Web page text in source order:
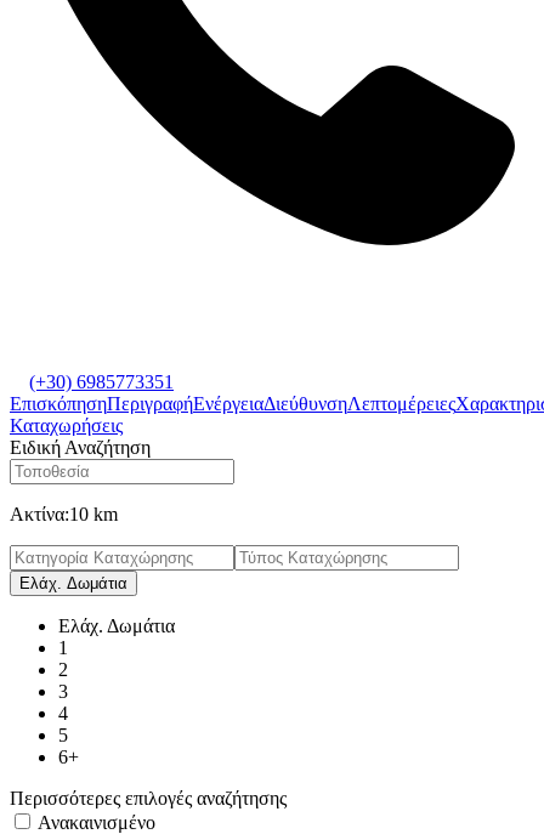
(+30) 6985773351
ΕπισκόπησηΠεριγραφήΕνέργειαΔιεύθυνσηΛεπτομέρειες
Καταχωρήσεις
Ειδική Αναζήτηση
Ακτίνα:10 km
Ελάχ. Δωμάτια
Ελάχ. Δωμάτια
1
2
3
4
5
6+
Περισσότερες επιλογές αναζήτησης
Ανακαινισμένο